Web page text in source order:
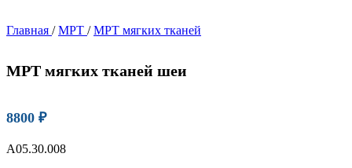
Главная / МРТ / МРТ мягких тканей
МРТ мягких тканей шеи
8800 ₽
A05.30.008